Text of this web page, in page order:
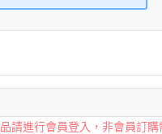
請進行會員登入，非會員訂購